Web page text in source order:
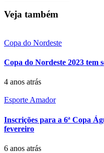
Veja também
Copa do Nordeste
Copa do Nordeste 2023 tem
4 anos atrás
Esporte Amador
Inscrições para a 6ª Copa
fevereiro
6 anos atrás